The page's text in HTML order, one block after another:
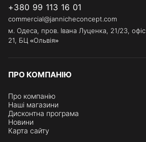
ПРО КОМПАНІЮ
Про компанію
Наші магазини
Дисконтна програма
Новини
Карта сайту
+380 99 113 16 01
commercial@jannicheconcept.com
м. Одеса, пров. Івана Луценка, 21/23, офіс
21, БЦ «Ольвія»